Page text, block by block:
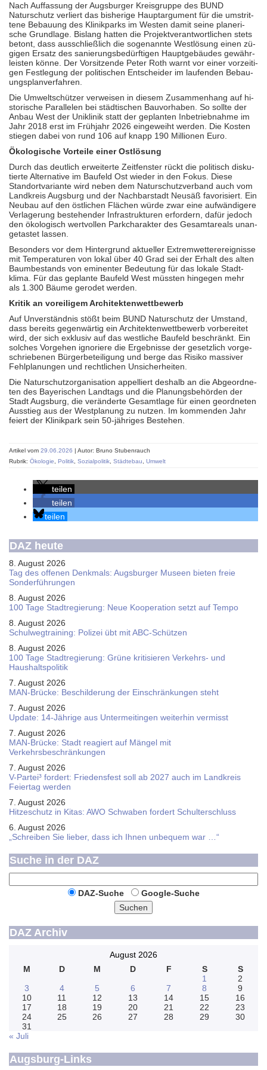
Nach Auf­fas­sung der Augsburger Kreis­gruppe des BUND
Naturschutz ver­liert das bis­he­rige Haupt­ar­gu­ment für die um­strit­
tene Be­bau­ung des Klinik­parks im Westen damit seine pla­ne­ri­
sche Grund­lage. Bislang hatten die Pro­jekt­ver­ant­wort­li­chen stets
betont, dass aus­schließ­lich die so­ge­nannte West­lö­sung einen zü­
gi­gen Ersatz des sa­nie­rungs­be­dürf­ti­gen Haupt­ge­bäu­des ge­währ­
leis­ten könne. Der Vor­sit­zende Peter Roth warnt vor einer vor­zei­ti­
gen Fest­le­gung der po­li­ti­schen Ent­schei­der im lau­fen­den Be­bau­
ungs­plan­ver­fah­ren.
Die Um­welt­schüt­zer ver­wei­sen in diesem Zu­sam­men­hang auf hi­
sto­ri­sche Par­al­le­len bei städ­ti­schen Bau­vor­ha­ben. So sollte der
Anbau West der Uniklinik statt der ge­plan­ten In­be­trieb­nahme im
Jahr 2018 erst im Früh­jahr 2026 ein­ge­weiht werden. Die Kosten
stiegen dabei von rund 106 auf knapp 190 Mil­lio­nen Euro.
Ökologische Vorteile einer Ostlösung
Durch das deut­lich er­wei­terte Zeit­fen­ster rückt die po­li­tisch dis­ku­
tierte Al­ter­na­tive im Baufeld Ost wieder in den Fokus. Diese
Stand­ort­va­ri­ante wird neben dem Na­tur­schutz­ver­band auch vom
Land­kreis Augsburg und der Nach­bar­stadt Neusäß fa­vo­ri­siert. Ein
Neubau auf den öst­li­chen Flä­chen würde zwar eine auf­wän­di­gere
Ver­la­ge­rung be­ste­hen­der In­fra­struk­tu­ren er­for­dern, dafür jedoch
den öko­lo­gisch wert­vol­len Park­cha­rak­ter des Ge­samt­are­als un­an­
ge­tas­tet lassen.
Be­son­ders vor dem Hin­ter­grund ak­tu­el­ler Ex­trem­wet­ter­er­eig­nisse
mit Tem­pe­ra­tu­ren von lokal über 40 Grad sei der Erhalt des alten
Baum­be­stands von em­i­nen­ter Be­deu­tung für das lo­kale Stadt­
klima. Für das ge­plante Baufeld West müss­ten hin­ge­gen mehr
als 1.300 Bäume ge­ro­det werden.
Kritik an voreiligem Architektenwettbewerb
Auf Un­ver­ständ­nis stößt beim BUND Naturschutz der Um­stand,
dass be­reits ge­gen­wär­tig ein Ar­chi­tek­ten­wett­be­werb vor­be­rei­tet
wird, der sich ex­klu­siv auf das west­liche Baufeld be­schränkt. Ein
sol­ches Vor­gehen ig­no­riere die Er­geb­nisse der ge­setz­lich vor­ge­
schrie­be­nen Bür­ger­be­tei­li­gung und berge das Risiko mas­si­ver
Fehl­pla­nun­gen und recht­li­chen Un­si­cher­hei­ten.
Die Na­tur­schutz­or­ga­ni­sa­ti­on ap­pel­liert des­halb an die Ab­ge­ord­ne­
ten des Bay­e­ri­schen Land­tags und die Pla­nungs­be­hör­den der
Stadt Augsburg, die ver­än­derte Ge­samt­lage für einen ge­ord­ne­ten
Aus­stieg aus der West­pla­nung zu nutzen. Im kom­men­den Jahr
feiert der Klinik­park sein 50-jähriges Be­ste­hen.
Artikel vom 29.06.2026 | Autor: Bruno Stubenrauch
Rubrik: Ökologie Politik Sozialpolitik Städtebau Umwelt
teilen
teilen
teilen
DAZ heute
8. August 2026
Tag des offenen Denkmals: Augsburger Museen bieten freie
Sonderführungen
8. August 2026
100 Tage Stadtregierung: Neue Kooperation setzt auf Tempo
8. August 2026
Schul­weg­trai­ning: Poli­zei übt mit ABC-Schüt­zen
8. August 2026
100 Tage Stadtregierung: Grüne kritisieren Verkehrs- und
Haushaltspolitik
7. August 2026
MAN-Brücke: Beschilderung der Einschränkungen steht
7. August 2026
Update: 14-Jährige aus Untermeitingen weiterhin vermisst
7. August 2026
MAN-Brücke: Stadt reagiert auf Mängel mit
Verkehrsbeschränkungen
7. August 2026
V-Partei­³ fordert: Friedens­fest soll ab 2027 auch im Land­kreis
Feier­tag werden
7. August 2026
Hitzeschutz in Kitas: AWO Schwaben fordert Schulterschluss
6. August 2026
„Schreiben Sie lieber, dass ich Ihnen unbequem war …“
Suche in der DAZ
DAZ-Suche
Google-Suche
Suchen
DAZ Archiv
August 2026
M
D M D F S
S
1
2
3
4 5 6 7 8
9
10
11 12 13 14 15
16
17
18 19 20 21 22
23
24
25 26 27 28 29
30
31
« Juli
Augsburg-Links